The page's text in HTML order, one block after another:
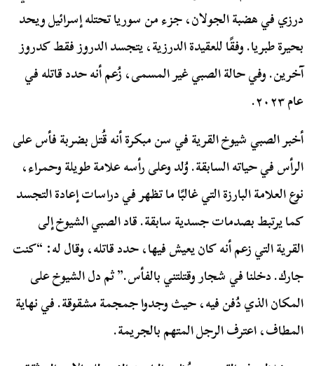
درزي في هضبة الجولان، جزء من سوريا تحتله إسرائيل ويحد
بحيرة طبريا. وفقًا للعقيدة الدرزية، يتجسد الدروز فقط كدروز
آخرين. وفي حالة الصبي غير المسمى، زُعم أنه حدد قاتله في
عام ٢٠٢٣.
أخبر الصبي شيوخ القرية في سن مبكرة أنه قُتل بضربة فأس على
الرأس في حياته السابقة. وُلد وعلى رأسه علامة طويلة وحمراء،
نوع العلامة البارزة التي غالبًا ما تظهر في دراسات إعادة التجسد
كما يرتبط بصدمات جسدية سابقة. قاد الصبي الشيوخ إلى
القرية التي زعم أنه كان يعيش فيها، حدد قاتله، وقال له: “كنت
جارك. دخلنا في شجار وقتلتني بالفأس.” ثم دل الشيوخ على
المكان الذي دُفن فيه، حيث وجدوا جمجمة مشقوقة. في نهاية
المطاف، اعترف الرجل المتهم بالجريمة.